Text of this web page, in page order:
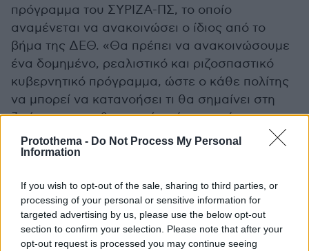
Protothema - Do Not Process My Personal
Information
If you wish to opt-out of the sale, sharing to third parties, or
processing of your personal or sensitive information for
targeted advertising by us, please use the below opt-out
section to confirm your selection. Please note that after your
opt-out request is processed you may continue seeing
πρόγραμμα του ΣΥΡΙΖΑ-ΠΣ, το οποίο
αναμένεται να ανακοινώσει ο ίδιος από το
βήμα της ΔΕΘ. «Θα πρέπει να ανακοινώσουμε
ένα δομημένο, ρεαλιστικό και ριζοσπαστικό
κυβερνητικό πρόγραμμα, ώστε ο κάθε πολίτης
να μπορεί να κατανοήσει τι θα σημαίνει στη
ζωή και στη καθημερινότητά του η νίκη του
ΣΥΡΙΖΑ ΠΣ και η προοδευτική κυβέρνηση»
περιέγραψε χαρακτηριστικά ο Πρόεδρος του
Ειδικά για την νεολαία, η οποία αποτελεί
προνομιακό εκλογικό ακροατήριο για την
αξιωματική αντιπολίτευση, ο κ. Τσίπρας